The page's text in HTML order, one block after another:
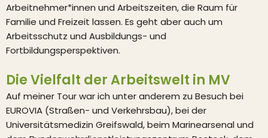
Arbeitnehmer*innen und Arbeitszeiten, die Raum für
Familie und Freizeit lassen. Es geht aber auch um
Arbeitsschutz und Ausbildungs- und
Fortbildungsperspektiven.
Die Vielfalt der Arbeitswelt in MV
Auf meiner Tour war ich unter anderem zu Besuch bei
EUROVIA (Straßen- und Verkehrsbau), bei der
Universitätsmedizin Greifswald, beim Marinearsenal und